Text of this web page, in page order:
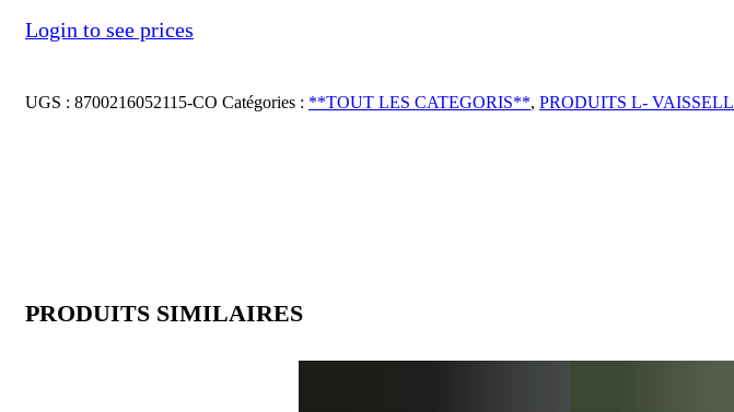
Login to see prices
UGS : 8700216052115-CO Catégories : **TOUT LES CATEGORIS**, PRODUITS L- VAISSELL
PRODUITS SIMILAIRES